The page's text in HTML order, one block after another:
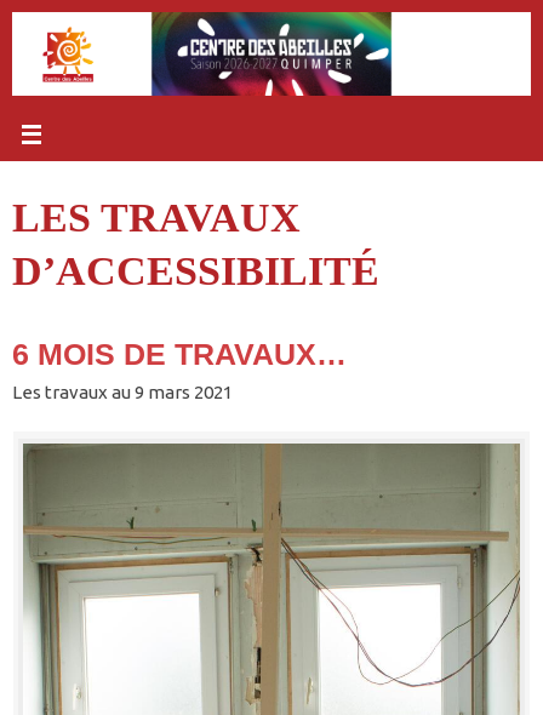
Passer
contenu
LES TRAVAUX
D’ACCESSIBILITÉ
6 MOIS DE TRAVAUX…
Les travaux au 9 mars 2021